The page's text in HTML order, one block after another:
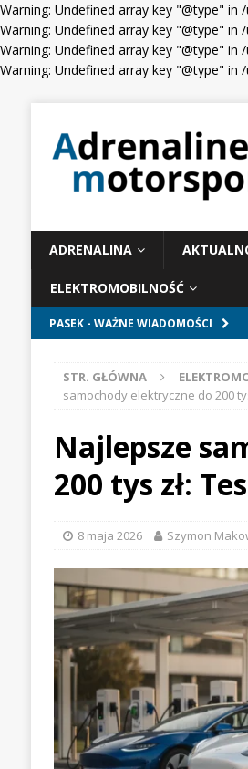
Warning: Undefined array key "@type"
Warning: Undefined array key "@type"
Warning: Undefined array key "@type"
Warning: Undefined array key "@type"
ADRENALINA
ELEKTROMOBILNOŚĆ
PASEK - WAŻNE WIADOMOŚCI
STR. GŁÓWNA
samochody elektryczne do 200
Najlepsze
200 tys zł:
8 maja 2026 Szymon